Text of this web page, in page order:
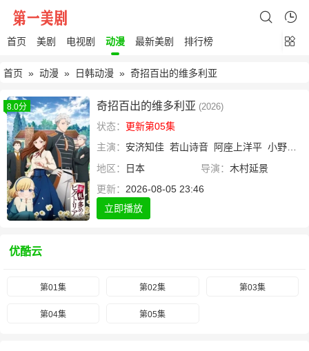
首页 美剧 电视剧 动漫 最新美剧 排行榜
首页 » 动漫 » 日韩动漫 » 奇招百出的维多利亚
8.0分 奇招百出的维多利亚 (2026)
状态： 更新第05集
主演： 安济知佳 若山诗音 阿座上洋平 小野大辅
地区：
日本 导演： 木村延景
更新： 2026-08-05 23:46
立即播放
优酷云
第01集 第02集 第03集
第04集 第05集